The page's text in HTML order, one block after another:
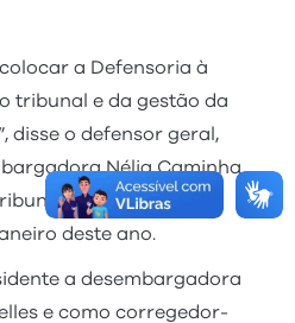
a Defensoria à
tribunal e da gestão da
disse o defensor geral,
Nélia Caminha
de Justiça do
deste ano.
a desembargadora
e como corregedor-